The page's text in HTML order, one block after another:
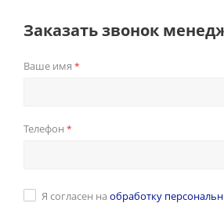
Заказать звонок
Ваше имя *
Телефон *
Я согласен на обработку